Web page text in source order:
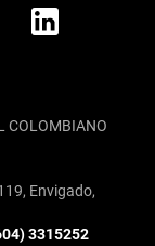
COLOMBIANO
Envigado,
3315252